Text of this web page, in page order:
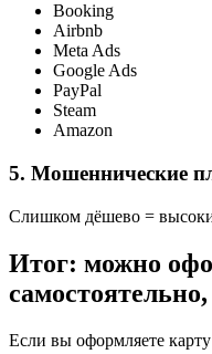
Booking
Airbnb
Meta Ads
Google Ads
PayPal
Steam
Amazon
5. Мошеннические
Слишком дёшево =
Итог: можно
Если вы оформляете